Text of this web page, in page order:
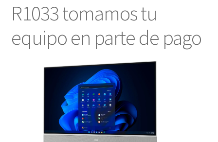
R1033 tomamos tu
equipo en parte de pago